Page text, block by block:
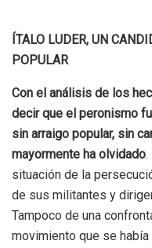
ÍTALO LUDER, UN
POPULAR
Con el análisis de los
decir que el peronismo
sin arraigo popular, sin
mayormente ha olvidado.
situación de la
de sus militantes y
Tampoco de una
movimiento que se